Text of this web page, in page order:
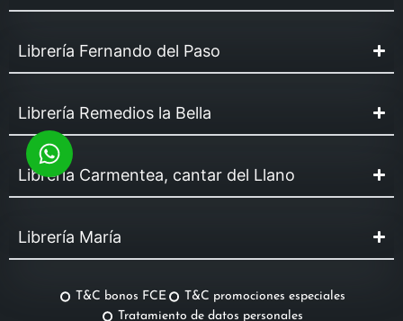
Librería Fernando del Paso
Librería Remedios la Bella
Librería Carmentea, cantar del Llano
Librería María
T&C bonos FCE
T&C promociones especiales
Tratamiento de datos personales